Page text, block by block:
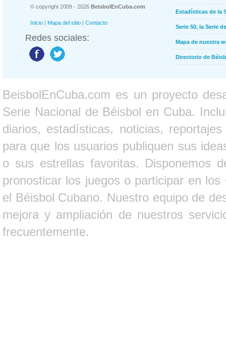
© copyright 2009 - 2026 BeisbolEnCuba.com
Inicio | Mapa del sitio | Contacto
Redes sociales:
Estadísticas de la
Serie 50, la Serie
Mapa de nuestra
Directorio de
BeisbolEnCuba.com es un proyecto
Serie Nacional de Béisbol en Cuba.
diarios, estadísticas, noticias,
para que los usuarios publiquen sus
o sus estrellas favoritas. Disponemos
pronosticar los juegos o participar en
el Béisbol Cubano. Nuestro equipo de
mejora y ampliación de nuestros
frecuentemente.